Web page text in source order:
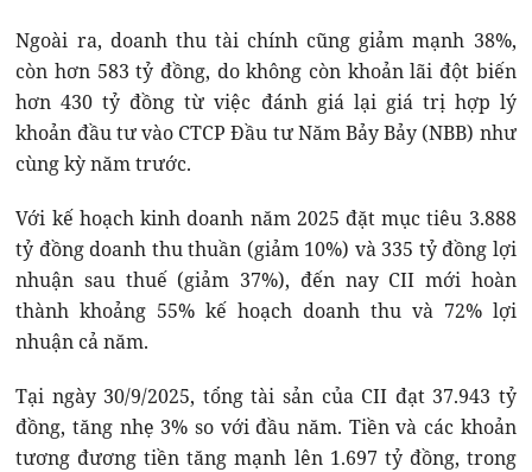
Ngoài ra, doanh thu tài chính cũng giảm mạnh 38%,
còn hơn 583 tỷ đồng, do không còn khoản lãi đột biến
hơn 430 tỷ đồng từ việc đánh giá lại giá trị hợp lý
khoản đầu tư vào CTCP Đầu tư Năm Bảy Bảy (NBB) như
cùng kỳ năm trước.
Với kế hoạch kinh doanh năm 2025 đặt mục tiêu 3.888
tỷ đồng doanh thu thuần (giảm 10%) và 335 tỷ đồng lợi
nhuận sau thuế (giảm 37%), đến nay CII mới hoàn
thành khoảng 55% kế hoạch doanh thu và 72% lợi
nhuận cả năm.
Tại ngày 30/9/2025, tổng tài sản của CII đạt 37.943 tỷ
đồng, tăng nhẹ 3% so với đầu năm. Tiền và các khoản
tương đương tiền tăng mạnh lên 1.697 tỷ đồng, trong